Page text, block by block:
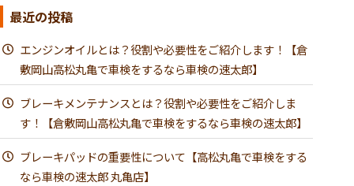
最近の投稿
エンジンオイルとは？役割や必要性をご紹介します！【倉
敷岡山高松丸亀で車検をするなら車検の速太郎】
ブレーキメンテナンスとは？役割や必要性をご紹介しま
す！【倉敷岡山高松丸亀で車検をするなら車検の速太郎】
ブレーキパッドの重要性について【高松丸亀で車検をする
なら車検の速太郎 丸亀店】